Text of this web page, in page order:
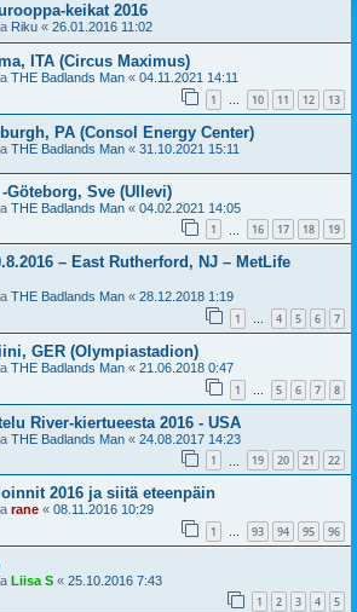
keikat 2016
Riku « 26.01.2016 11:02
ITA (Circus Maximus)
THE Badlands Man « 04.11.2021 14:11
1 … 10 11 12 13
PA (Consol Energy Center)
THE Badlands Man « 31.10.2021 15:11
-Göteborg, Sve (Ullevi)
THE Badlands Man « 04.02.2021 14:05
1 16 17 18 19
– East Rutherford, NJ – MetLife
THE Badlands Man « 28.12.2018 1:19
1 … 4 5 6 7
GER (Olympiastadion)
THE Badlands Man « 21.06.2018 0:47
1 … 5 6 7 8
River-kiertueesta 2016 - USA
THE Badlands Man « 24.08.2017 14:23
1 19 20 21 22
2016 ja siitä eteenpäin
rane « 08.11.2016 10:29
1 … 93 94 95 96
Liisa S « 25.10.2016 7:43
1 2 3 4 5